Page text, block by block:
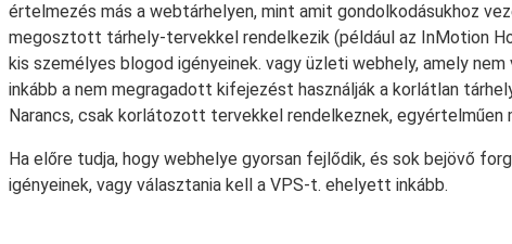
értelmezés más a webtárhelyen, mint amit gondolkodásukhoz
megosztott tárhely-tervekkel rendelkezik (például az InMotion
kis személyes blogod igényeinek. vagy üzleti webhely, amely
inkább a nem megragadott kifejezést használják a korlátlan
Narancs, csak korlátozott tervekkel rendelkeznek,
Ha előre tudja, hogy webhelye gyorsan fejlődik, és sok bejövő
igényeinek, vagy választania kell a VPS-t. ehelyett inkább.